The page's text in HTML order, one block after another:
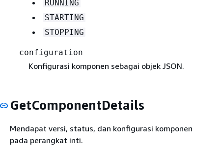
RUNNING
STARTING
STOPPING
configuration
Konfigurasi komponen sebagai objek JSON.
GetComponentDetails
Mendapat versi, status, dan konfigurasi komponen
pada perangkat inti.